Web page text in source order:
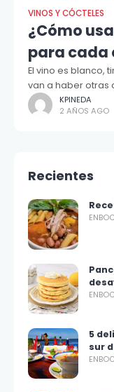
VINOS Y CÓCTELES
¿Cómo
para cada
El vino es blanco,
van a haber otras
KPINEDA
2 AÑOS AGO
Recientes
5
sur